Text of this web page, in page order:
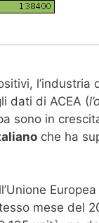
l’industria
dati di ACEA (
sono in
che ha
mese del